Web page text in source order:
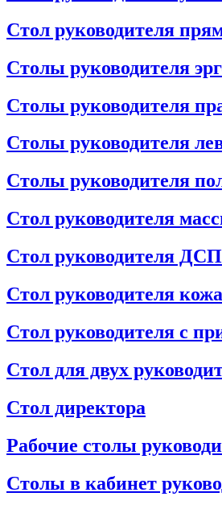
Стол руководителя
Столы руководителя
Столы руководителя
Столы руководителя
Столы руководителя
Стол руководителя
Стол руководителя ДСП
Стол руководителя кожа
Стол руководителя с
Стол для двух
Стол директора
Рабочие столы
Столы в кабинет